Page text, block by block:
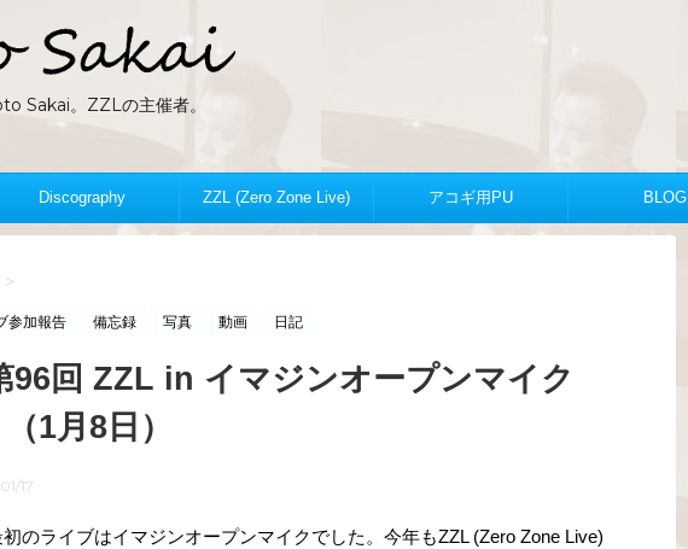
Sakai。ZZLの主催者。
Discography ZZL (Zero Zone Live) アコギ用PU BLOG
>
参加報告 備忘録 写真 動画 日記
96回 ZZL in イマジンオープンマイク
1月8日）
17
のライブはイマジンオープンマイクでした。今年もZZL (Zero Zone Live)